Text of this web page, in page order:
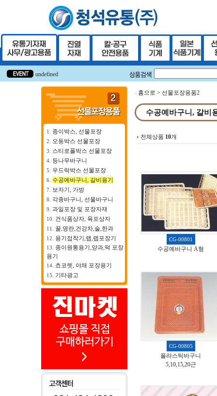
undefined
undefined
1. 종이박스, 선물포장
2. 오동박스 선물포장
3. 스티로폴박스 선물포장
4. 등나무바구니
5. 우드락박스 선물포장
6. 수공예바구니, 갈비용기
7. 보자기, 가방
8. 각종바구니, 선물바구니
9. 과일포장 및 포장자재
10. 건식품상자, 육포상자
11. 꿀,명란,건강차,술,한과
12. 용기접착기,랩,랩포장기
13.
종이원통용기,양과,떡 포장
용기
14. 쵸코렛, 야채 포장용기
15. 기타광고
홈으로 > 선물포장용품2
수공예바구니, 갈비
전체상품 10개
CG-00801
수공예바구니 A형
CG-00805
플라스틱바구니
5,10,15,20근